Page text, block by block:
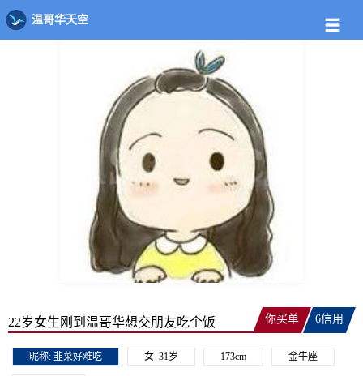
温哥华天空
约饭详情
22岁女生刚到温哥华想交朋友吃个饭 你买单 6信用
昵称: 韭菜好难吃 女 31岁 173cm 金牛座